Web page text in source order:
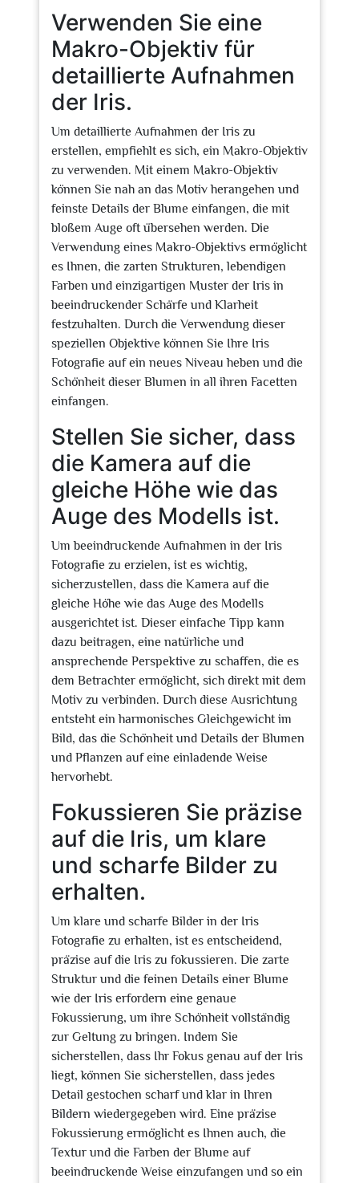
Verwenden Sie eine
Makro-Objektiv für
detaillierte Aufnahmen
der Iris.
Um detaillierte Aufnahmen der Iris zu
erstellen, empfiehlt es sich, ein Makro-Objektiv
zu verwenden. Mit einem Makro-Objektiv
können Sie nah an das Motiv herangehen und
feinste Details der Blume einfangen, die mit
bloßem Auge oft übersehen werden. Die
Verwendung eines Makro-Objektivs ermöglicht
es Ihnen, die zarten Strukturen, lebendigen
Farben und einzigartigen Muster der Iris in
beeindruckender Schärfe und Klarheit
festzuhalten. Durch die Verwendung dieser
speziellen Objektive können Sie Ihre Iris
Fotografie auf ein neues Niveau heben und die
Schönheit dieser Blumen in all ihren Facetten
einfangen.
Stellen Sie sicher, dass
die Kamera auf die
gleiche Höhe wie das
Auge des Modells ist.
Um beeindruckende Aufnahmen in der Iris
Fotografie zu erzielen, ist es wichtig,
sicherzustellen, dass die Kamera auf die
gleiche Höhe wie das Auge des Modells
ausgerichtet ist. Dieser einfache Tipp kann
dazu beitragen, eine natürliche und
ansprechende Perspektive zu schaffen, die es
dem Betrachter ermöglicht, sich direkt mit dem
Motiv zu verbinden. Durch diese Ausrichtung
entsteht ein harmonisches Gleichgewicht im
Bild, das die Schönheit und Details der Blumen
und Pflanzen auf eine einladende Weise
hervorhebt.
Fokussieren Sie präzise
auf die Iris, um klare
und scharfe Bilder zu
erhalten.
Um klare und scharfe Bilder in der Iris
Fotografie zu erhalten, ist es entscheidend,
präzise auf die Iris zu fokussieren. Die zarte
Struktur und die feinen Details einer Blume
wie der Iris erfordern eine genaue
Fokussierung, um ihre Schönheit vollständig
zur Geltung zu bringen. Indem Sie
sicherstellen, dass Ihr Fokus genau auf der Iris
liegt, können Sie sicherstellen, dass jedes
Detail gestochen scharf und klar in Ihren
Bildern wiedergegeben wird. Eine präzise
Fokussierung ermöglicht es Ihnen auch, die
Textur und die Farben der Blume auf
beeindruckende Weise einzufangen und so ein